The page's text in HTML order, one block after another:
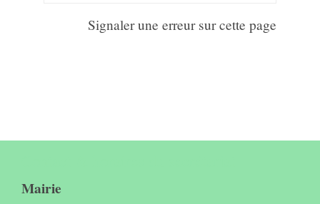
Signaler une erreur sur cette page
Mairie